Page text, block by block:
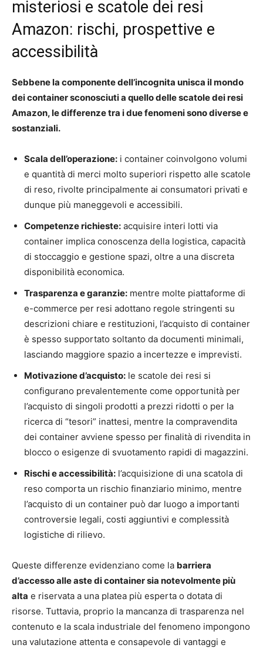
misteriosi e scatole dei resi
Amazon: rischi, prospettive e
accessibilità
Sebbene la componente dell’incognita unisca il mondo
dei container sconosciuti a quello delle scatole dei resi
Amazon, le differenze tra i due fenomeni sono diverse e
sostanziali.
Scala dell’operazione: i container coinvolgono volumi
e quantità di merci molto superiori rispetto alle scatole
di reso, rivolte principalmente ai consumatori privati e
dunque più maneggevoli e accessibili.
Competenze richieste: acquisire interi lotti via
container implica conoscenza della logistica, capacità
di stoccaggio e gestione spazi, oltre a una discreta
disponibilità economica.
Trasparenza e garanzie: mentre molte piattaforme di
e-commerce per resi adottano regole stringenti su
descrizioni chiare e restituzioni, l’acquisto di container
è spesso supportato soltanto da documenti minimali,
lasciando maggiore spazio a incertezze e imprevisti.
Motivazione d’acquisto: le scatole dei resi si
configurano prevalentemente come opportunità per
l’acquisto di singoli prodotti a prezzi ridotti o per la
ricerca di “tesori” inattesi, mentre la compravendita
dei container avviene spesso per finalità di rivendita in
blocco o esigenze di svuotamento rapidi di magazzini.
Rischi e accessibilità: l’acquisizione di una scatola di
reso comporta un rischio finanziario minimo, mentre
l’acquisto di un container può dar luogo a importanti
controversie legali, costi aggiuntivi e complessità
logistiche di rilievo.
Queste differenze evidenziano come la barriera
d’accesso alle aste di container sia notevolmente più
alta e riservata a una platea più esperta o dotata di
risorse. Tuttavia, proprio la mancanza di trasparenza nel
contenuto e la scala industriale del fenomeno impongono
una valutazione attenta e consapevole di vantaggi e